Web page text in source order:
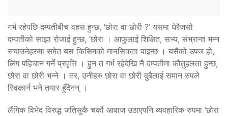
गर्भ रहेपछि दम्पतीबीच वहस हुन्छ, ‘छोरा वा छोरी ?’ यसमा धेरैजसो
दम्पतीको साझा रोजाई हुन्छ, ‘छोरा । आफुलाई शिक्षित, सभ्य, संभ्रान्त भन्न
रुचाउनेहरुमा समेत यस किसिमको मानसिकता पाइन्छ । यसैको उपज हो,
लिंग पहिचान गर्ने प्रवृत्ति । हुन त गर्भ रहेदेखि नै दम्पतीमा कौतुहलता हुन्छ,
छोरा वा छोरी भन्ने । तर, उनीहरु छोरा वा छोरी दुबैलाई समान रुपले
स्विकार्न भने तयार हुँदैनन् ।
लैंगिक विभेद विरुद्ध जतिसुकै चर्काे आवाज उठाएपनि व्यवहारिक रुपमा ‘छोरा